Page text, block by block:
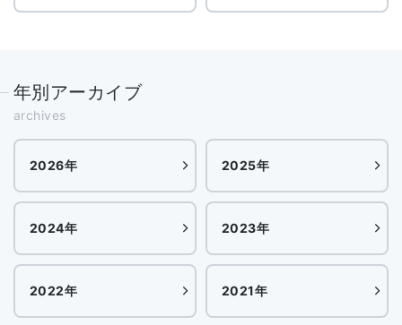
年別アーカイブ
archives
2026年 2025年
2024年 2023年
2022年 2021年